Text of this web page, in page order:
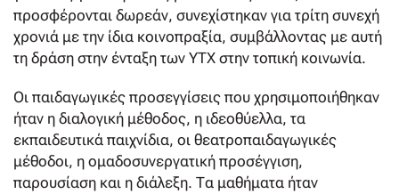
προσφέρονται δωρεάν, συνεχίστηκαν για τρίτη συνεχή
χρονιά με την ίδια κοινοπραξία, συμβάλλοντας με αυτή
τη δράση στην ένταξη των ΥΤΧ στην τοπική κοινωνία.
Οι παιδαγωγικές προσεγγίσεις που χρησιμοποιήθηκαν
ήταν η διαλογική μέθοδος, η ιδεοθύελλα, τα
εκπαιδευτικά παιχνίδια, οι θεατροπαιδαγωγικές
μέθοδοι, η ομαδοσυνεργατική προσέγγιση,
παρουσίαση και η διάλεξη. Τα μαθήματα ήταν